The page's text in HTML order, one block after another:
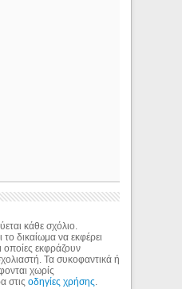
κάθε σχόλιο.
δικαίωμα να εκφέρει
οποίες εκφράζουν
Τα συκοφαντικά ή
χωρίς
στιςοδηγίες χρήσης.